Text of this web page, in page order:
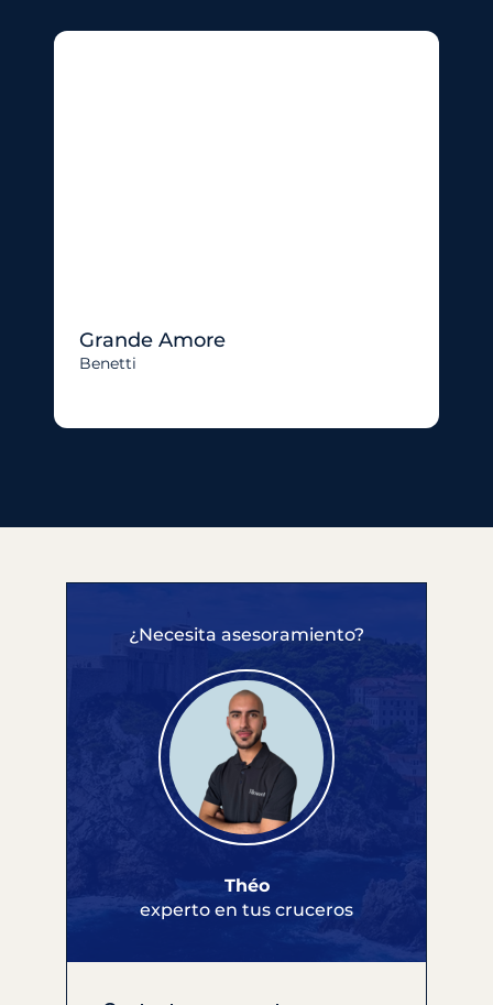
Grande Amore
Benetti
¿Necesita asesoramiento?
Théo
experto en tus cruceros